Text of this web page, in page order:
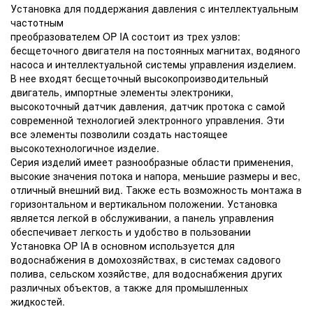
Установка для поддержания давления с интеллектуальным
частотным
преобразователем OP IA состоит из трех узлов:
бесщеточного двигателя на постоянных магнитах, водяного
насоса и интеллектуальной системы управления изделием.
В нее входят бесщеточный высокопроизводительный
двигатель, импортные элементы электроники,
высокоточный датчик давления, датчик протока с самой
современной технологией электронного управления. Эти
все элементы позволили создать настоящее
высокотехнологичное изделие.
Серия изделий имеет разнообразные области применения,
высокие значения потока и напора, меньшие размеры и вес,
отличный внешний вид. Также есть возможность монтажа в
горизонтальном и вертикальном положении. Установка
является легкой в обслуживании, а панель управления
обеспечивает легкость и удобство в пользовании
Установка OP IA в основном используется для
водоснабжения в домохозяйствах, в системах садового
полива, сельском хозяйстве, для водоснабжения других
различных объектов, а также для промышленных
жидкостей.